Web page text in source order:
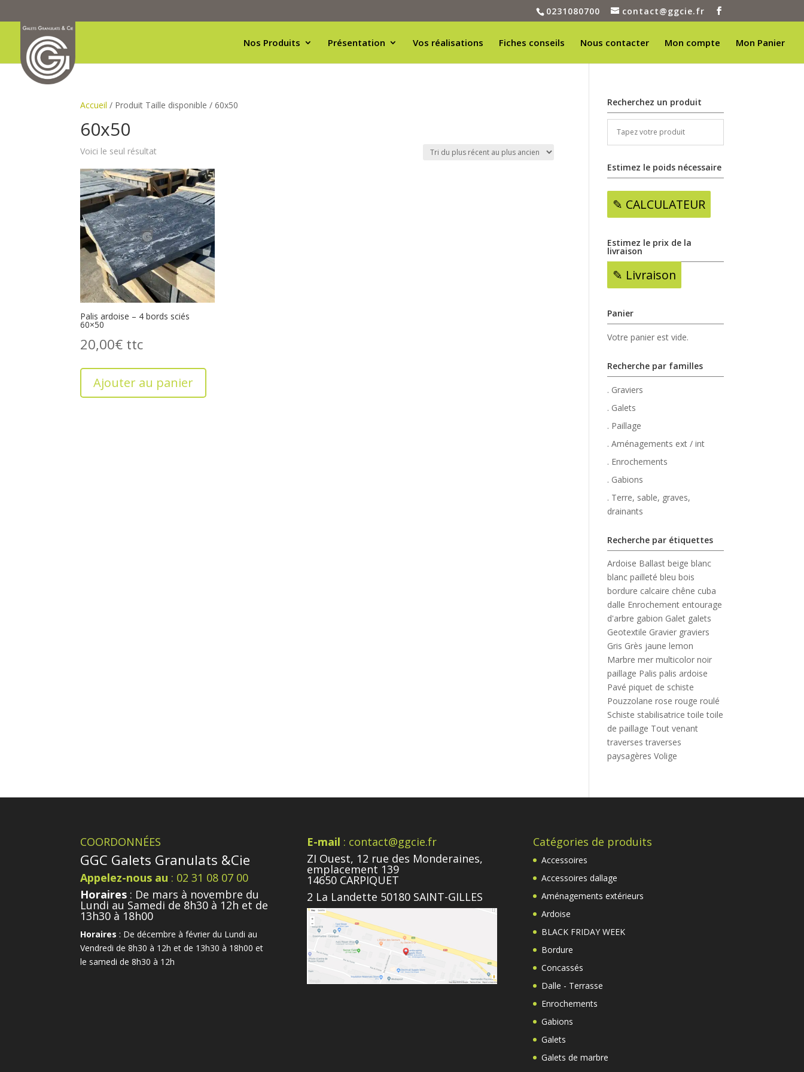
0231080700 contact@ggcie.fr
Nos Produits Présentation Vos réalisations Fiches conseils Nous contacter Mon compte Mon Panier
Accueil / Produit Taille disponible / 60x50
60x50
Voici le seul résultat
Palis ardoise – 4 bords sciés
60×50
20,00€
Ajouter au panier
Recherchez un produit
Estimez le poids nécessaire
✎ CALCULATEUR
Estimez le prix de la
livraison
✎ Livraison
Panier
Votre panier est vide.
Recherche par familles
. Graviers
. Galets
. Paillage
. Aménagements ext / int
. Enrochements
. Gabions
. Terre, sable, graves,
drainants
Recherche par étiquettes
Ardoise Ballast beige blanc
blanc pailleté bleu bois
bordure calcaire chêne cuba
dalle Enrochement entourage
d'arbre gabion Galet galets
Geotextile Gravier graviers
Gris Grès jaune lemon
Marbre mer multicolor noir
paillage Palis palis ardoise
Pavé piquet de schiste
Pouzzolane rose rouge roulé
Schiste stabilisatrice toile toile
de paillage Tout venant
traverses traverses
paysagères Volige
COORDONNÉES
GGC Galets Granulats &Cie
Appelez-nous au : 02 31 08 07 00
Horaires : De mars à novembre du
Lundi au Samedi de 8h30 à 12h et de
13h30 à 18h00
Horaires : De décembre à février du Lundi au
Vendredi de 8h30 à 12h et de 13h30 à 18h00 et
le samedi de 8h30 à 12h
E-mail : contact@ggcie.fr
ZI Ouest, 12 rue des Monderaines,
emplacement 139
14650 CARPIQUET
2 La Landette 50180 SAINT-GILLES
Catégories de produits
Accessoires
Accessoires dallage
Aménagements extérieurs
Ardoise
BLACK FRIDAY WEEK
Bordure
Concassés
Dalle - Terrasse
Enrochements
Gabions
Galets
Galets de marbre